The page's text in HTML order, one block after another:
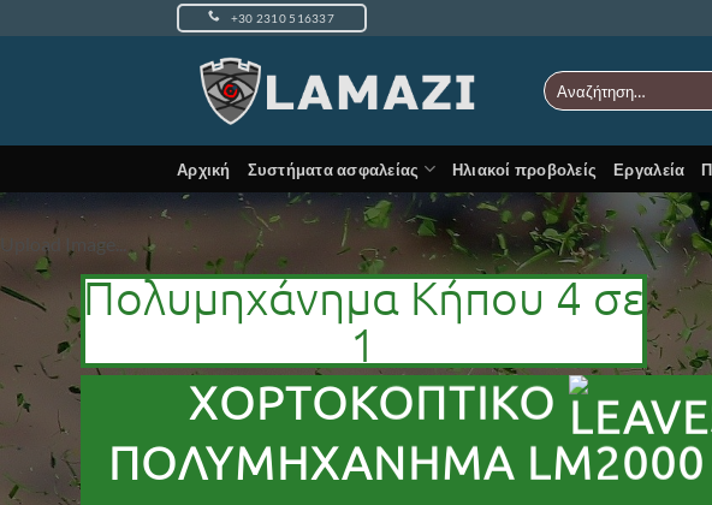
στο
+30 2310 516337
Αναζήτηση
για:
Αρχική Συστήματα ασφαλείας Ηλιακοί προβολείς Εργαλεία
ΧΟΡΤΟΚΟΠΤΙΚΟ
ΠΟΛΥΜΗΧΑΝΗΜΑ LM2000
Πολυμηχάνημα Κήπου 4 σε
1
Upload Image...